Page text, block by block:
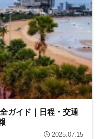
ガイド｜日程・交通
2025.07.15